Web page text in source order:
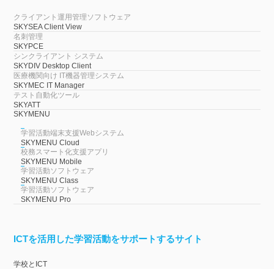
クライアント運用管理ソフトウェア
SKYSEA Client View
名刺管理
SKYPCE
シンクライアント システム
SKYDIV Desktop Client
医療機関向け IT機器管理システム
SKYMEC IT Manager
テスト自動化ツール
SKYATT
SKYMENU
学習活動端末支援Webシステム
SKYMENU Cloud
校務スマート化支援アプリ
SKYMENU Mobile
学習活動ソフトウェア
SKYMENU Class
学習活動ソフトウェア
SKYMENU Pro
ICTを活用した学習活動をサポートするサイト
学校とICT